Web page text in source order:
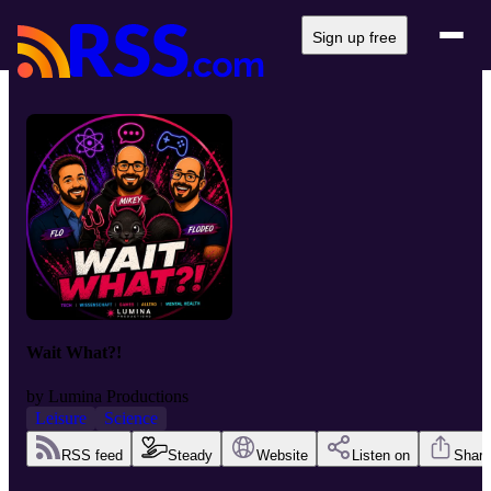
Sign up free
Wait What?!
by Lumina Productions
Leisure
Science
RSS feed Steady Website Listen on Share